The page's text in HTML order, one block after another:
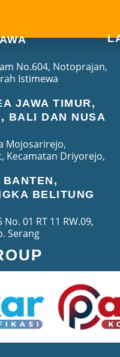
No.604, Notoprajan,
Istimewa
JAWA TIMUR,
BALI DAN NUSA
Mojosarirejo,
Kecamatan Driyorejo,
BELITUNG
01 RT 11 RW.09,
Serang